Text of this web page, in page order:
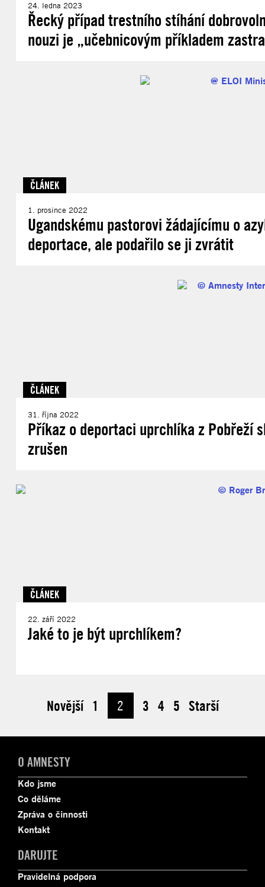
24. ledna 2023
Řecký případ trestního stíhání
nouzi je „učebnicovým příkladem
ČLÁNEK
1. prosince 2022
Ugandskému pastorovi žádajícímu o
deportace, ale podařilo se ji zvrátit
ČLÁNEK
31. října 2022
Příkaz o deportaci uprchlíka z Pobřeží
zrušen
ČLÁNEK
22. září 2022
Jaké to je být uprchlíkem?
Novější 1 2 3 4 5 Starší
O AMNESTY
Kdo jsme
Co děláme
Zpráva o činnosti
Kontakt
DARUJTE
Pravidelná podpora